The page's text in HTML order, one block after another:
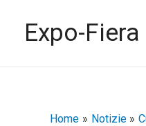
contenutoExpo-Fiera
Home Notizie
Navigazione